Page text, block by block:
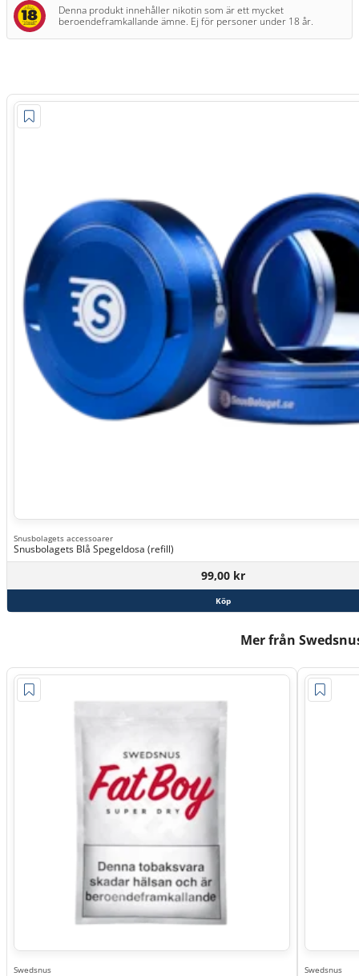
Denna produkt innehåller nikotin som är ett mycket
beroendeframkallande ämne. Ej för personer under 18 år.
Snusbolagets accessoarer
Snusbolagets Blå Spegeldosa (refill)
99,00 kr
Köp
Mer från
Swedsnus Swedsnus